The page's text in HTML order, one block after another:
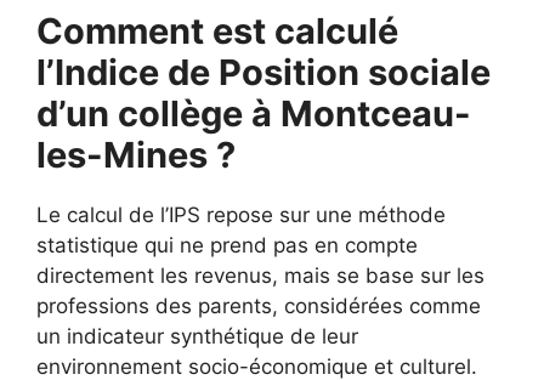
Comment est calculé
l’Indice de Position sociale
d’un collège à Montceau-
les-Mines ?
Le calcul de l’IPS repose sur une méthode
statistique qui ne prend pas en compte
directement les revenus, mais se base sur les
professions des parents, considérées comme
un indicateur synthétique de leur
environnement socio-économique et culturel.